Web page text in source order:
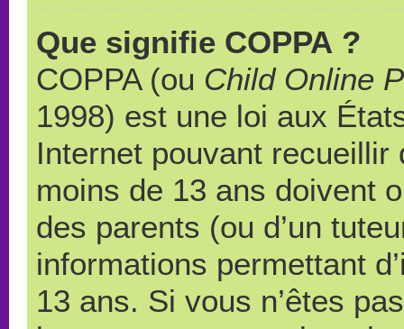
Que signifie COPPA ?
COPPA (ou Child Online
1998) est une loi aux
Internet pouvant
moins de 13 ans doivent
des parents (ou d’un
informations permettant
13 ans. Si vous n’êtes